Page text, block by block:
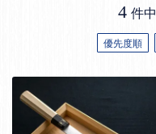
優先度順
4 件中